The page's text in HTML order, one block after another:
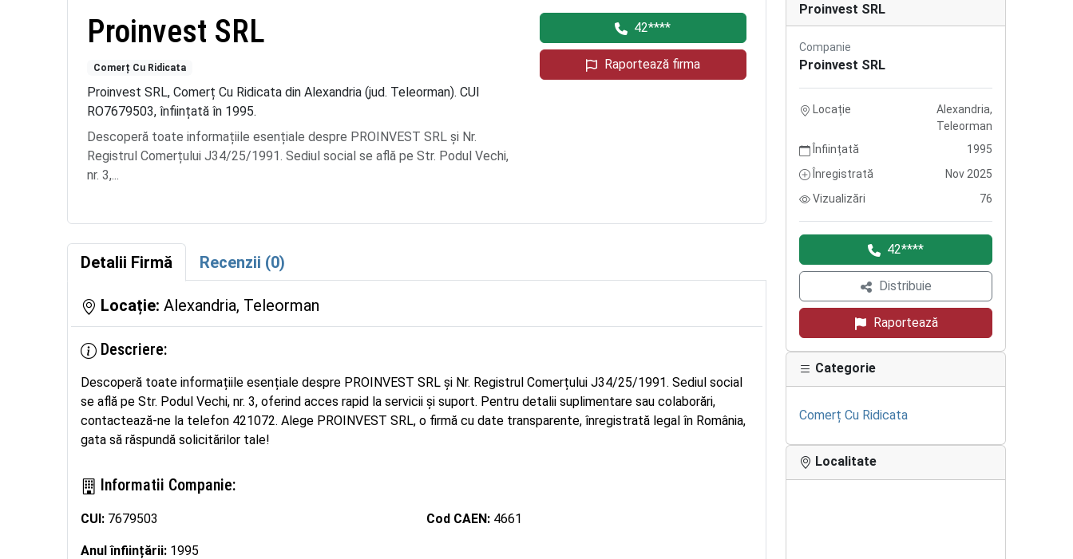
Proinvest SRL
Comerț Cu Ridicata
Proinvest SRL, Comerț Cu Ridicata din Alexandria (jud. Teleorman). CUI
RO7679503, înființată în 1995.
Descoperă toate informațiile esențiale despre PROINVEST SRL și Nr.
Registrul Comerțului J34/25/1991. Sediul social se află pe Str. Podul Vechi,
nr. 3,...
42****
Raportează firma
Detalii Firmă Recenzii (0)
Locație: Alexandria, Teleorman
Descriere:
Descoperă toate informațiile esențiale despre PROINVEST SRL și Nr. Registrul Comerțului J34/25/1991. Sediul social
se află pe Str. Podul Vechi, nr. 3, oferind acces rapid la servicii și suport. Pentru detalii suplimentare sau colaborări,
contactează-ne la telefon 421072. Alege PROINVEST SRL, o firmă cu date transparente, înregistrată legal în România,
gata să răspundă solicitărilor tale!
Informatii Companie:
CUI: 7679503 Cod CAEN: 4661
Anul înființării: 1995
Proinvest SRL
Companie
Proinvest SRL
Locație
Alexandria,
Teleorman
Înființată
1995
Înregistrată
Nov 2025
Vizualizări
76
42****
Distribuie
Raportează
Categorie
Comerț Cu Ridicata
Localitate